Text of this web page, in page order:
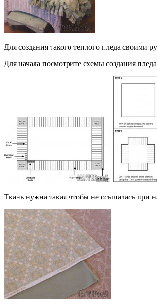
Для создания такого теплого пледа своими
Для начала посмотрите схемы создания
Ткань нужна такая чтобы не осыпалась при